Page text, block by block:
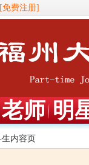
[免费注册]
师 明
生内容页